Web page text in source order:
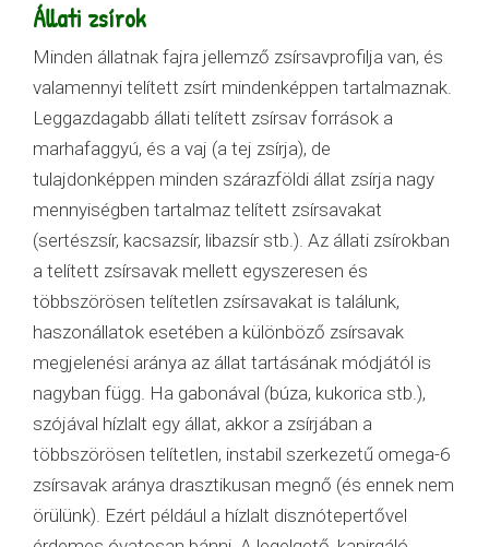
Állati zsírok
Minden állatnak fajra jellemző zsírsavprofilja van, és
valamennyi telített zsírt mindenképpen tartalmaznak.
Leggazdagabb állati telített zsírsav források a
marhafaggyú, és a vaj (a tej zsírja), de
tulajdonképpen minden szárazföldi állat zsírja nagy
mennyiségben tartalmaz telített zsírsavakat
(sertészsír, kacsazsír, libazsír stb.). Az állati zsírokban
a telített zsírsavak mellett egyszeresen és
többszörösen telítetlen zsírsavakat is találunk,
haszonállatok esetében a különböző zsírsavak
megjelenési aránya az állat tartásának módjától is
nagyban függ. Ha gabonával (búza, kukorica stb.),
szójával hízlalt egy állat, akkor a zsírjában a
többszörösen telítetlen, instabil szerkezetű omega-6
zsírsavak aránya drasztikusan megnő (és ennek nem
örülünk). Ezért például a hízlalt disznótepertővel